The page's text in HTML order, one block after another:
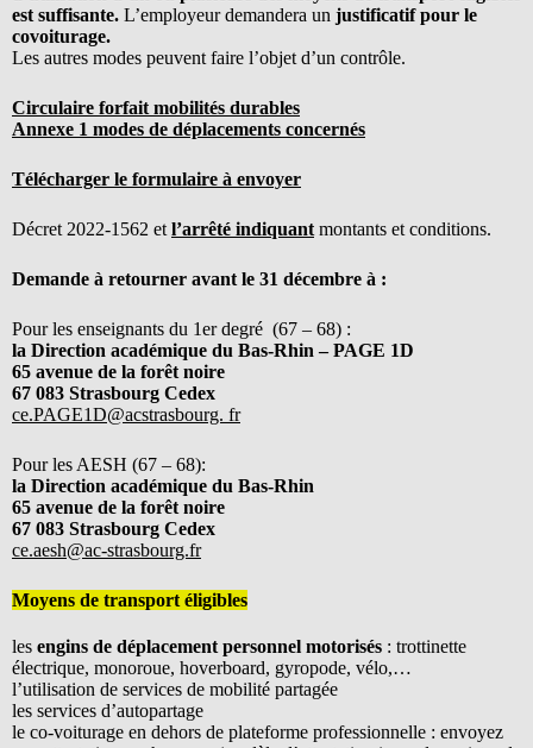
est suffisante. L’employeur demandera un justificatif pour le
covoiturage.
Les autres modes peuvent faire l’objet d’un contrôle.
Circulaire forfait mobilités durables
Annexe 1 modes de déplacements concernés
Télécharger le formulaire à envoyer
Décret 2022-1562 et l’arrêté indiquant montants et conditions.
Demande à retourner avant le 31 décembre à :
Pour les enseignants du 1er degré (67 – 68) :
la Direction académique du Bas-Rhin – PAGE 1D
65 avenue de la forêt noire
67 083 Strasbourg Cedex
ce.PAGE1D@acstrasbourg. fr
Pour les AESH (67 – 68):
la Direction académique du Bas-Rhin
65 avenue de la forêt noire
67 083 Strasbourg Cedex
ce.aesh@ac-strasbourg.fr
Moyens de transport éligibles
les engins de déplacement personnel motorisés : trottinette
électrique, monoroue, hoverboard, gyropode, vélo,…
l’utilisation de services de mobilité partagée
les services d’autopartage
le co-voiturage en dehors de plateforme professionnelle : envoyez